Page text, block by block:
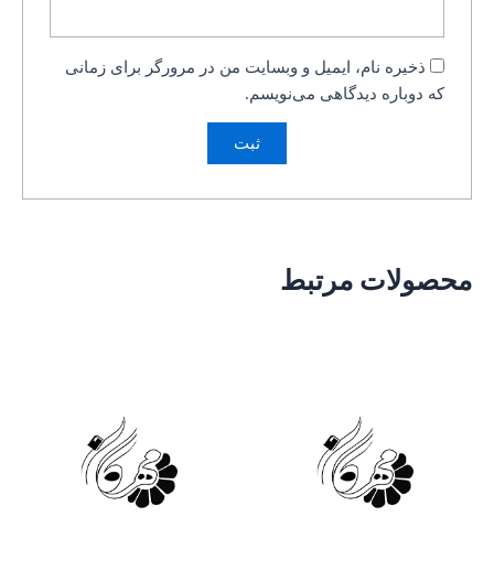
ذخیره نام، ایمیل و وبسایت من در مرورگر برای زمانی
که دوباره دیدگاهی می‌نویسم.
محصولات مرتبط